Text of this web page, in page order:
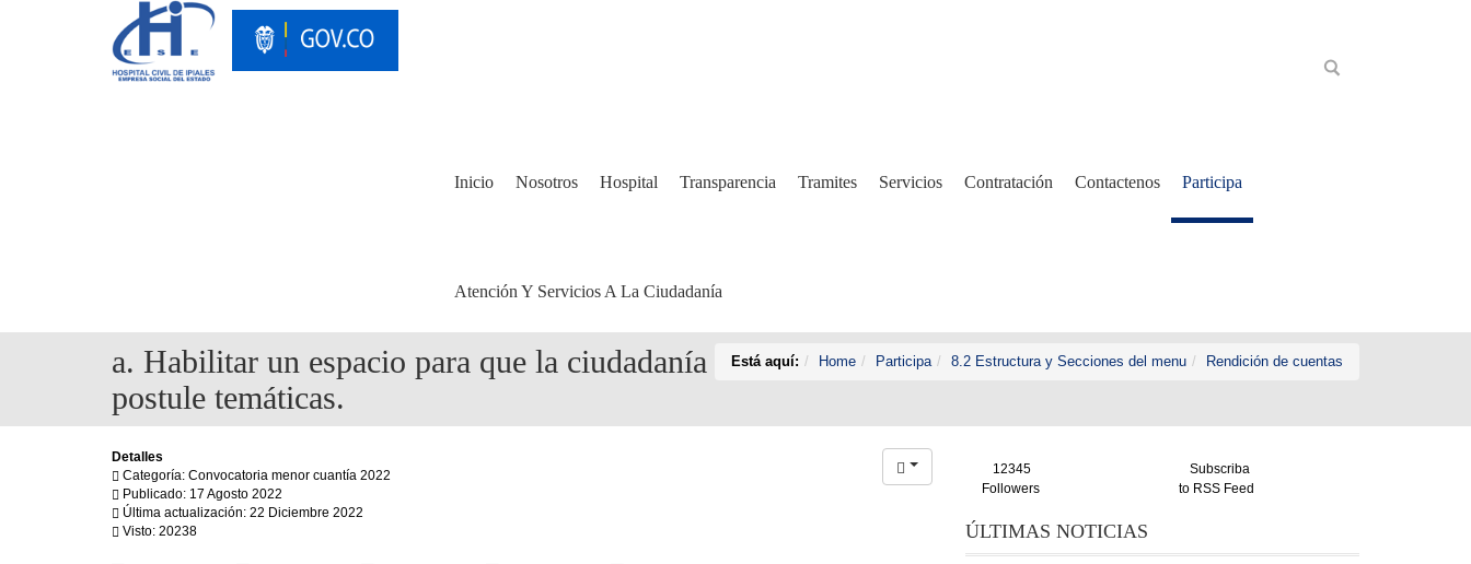
Inicio Nosotros Hospital Transparencia Tramites Servicios Contratación Contactenos Participa
Atención Y Servicios A La Ciudadanía
Está aquí: Home Participa 8.2 Estructura y Secciones del menu Rendición de cuentas
a. Habilitar un espacio para que la ciudadanía
postule temáticas.
Detalles
Categoría: Convocatoria menor cuantía 2022
Publicado: 17 Agosto 2022
Última actualización: 22 Diciembre 2022
Visto: 20238
12345
Followers
Subscriba
to RSS Feed
ÚLTIMAS NOTICIAS